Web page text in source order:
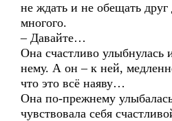
не ждать и не обещать
многого.
– Давайте…
Она счастливо улыбнулась
нему. А он – к ней,
что это всё наяву…
Она по-прежнему
чувствовала себя